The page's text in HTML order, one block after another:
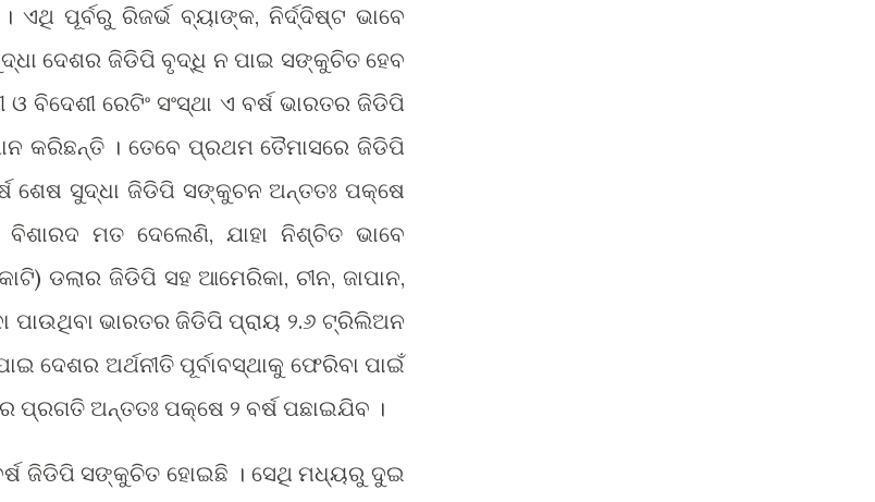
ପୂର୍ବରୁ ରିଜର୍ଭ ବ୍ୟାଙ୍କ, ନିର୍ଦ୍ଦିଷ୍ଟ ଭାବେ
ଦେଶର ଜିଡିପି ବୃଦ୍ଧି ନ ପାଇ ସଙ୍କୁଚିତ ହେବ
ବିଦେଶୀ ରେଟିଂ ସଂସ୍ଥା ଏ ବର୍ଷ ଭାରତର ଜିଡିପି
କରିଛନ୍ତି । ତେବେ ପ୍ରଥମ ତୈମାସରେ ଜିଡିପି
ଶେଷ ସୁଦ୍ଧା ଜିଡିପି ସଙ୍କୁଚନ ଅନ୍ତତଃ ପକ୍ଷେ
ମତ ଦେଲେଣି, ଯାହା ନିଶ୍ଚିତ ଭାବେ
ଡଲାର ଜିଡିପି ସହ ଆମେରିକା, ଚୀନ, ଜାପାନ,
ପାଉଥିବା ଭାରତର ଜିଡିପି ପ୍ରାୟ ୨.୬ ଟ୍ରିଲିଅନ
ଦେଶର ଅର୍ଥନୀତି ପୂର୍ବାବସ୍ଥାକୁ ଫେରିବା ପାଇଁ
ପ୍ରଗତି ଅନ୍ତତଃ ପକ୍ଷେ ୨ ବର୍ଷ ପଛାଇଯିବ ।
ବର୍ଷ ଜିଡିପି ସଙ୍କୁଚିତ ହୋଇଛି । ସେଥି ମଧ୍ୟରୁ ଦୁଇ